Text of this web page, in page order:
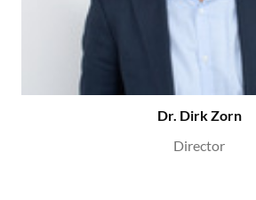
Dr. Dirk Zorn
Director